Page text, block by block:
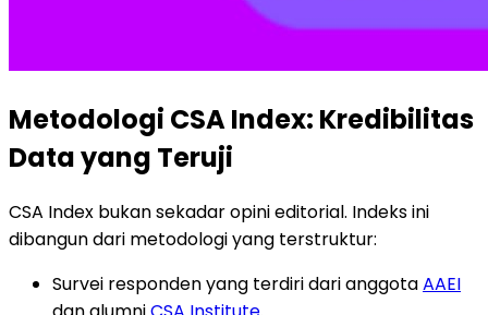
Metodologi CSA Index: Kredibilitas
Data yang Teruji
CSA Index bukan sekadar opini editorial. Indeks ini
dibangun dari metodologi yang terstruktur:
Survei responden yang terdiri dari anggotaAAEI